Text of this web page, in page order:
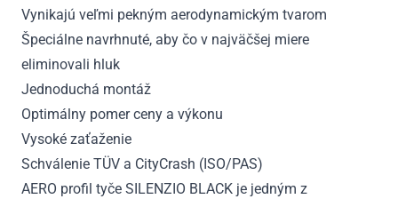
Vynikajú veľmi pekným aerodynamickým tvarom
Špeciálne navrhnuté, aby čo v najväčšej miere
eliminovali hluk
Jednoduchá montáž
Optimálny pomer ceny a výkonu
Vysoké zaťaženie
Schválenie TÜV a CityCrash (ISO/PAS)
AERO profil tyče SILENZIO BLACK je jedným z